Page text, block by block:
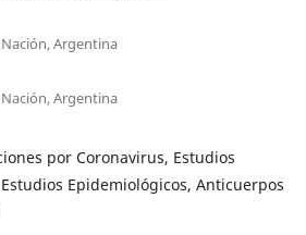
Argentina
Argentina
por Coronavirus, Estudios
Epidemiológicos, Anticuerpos